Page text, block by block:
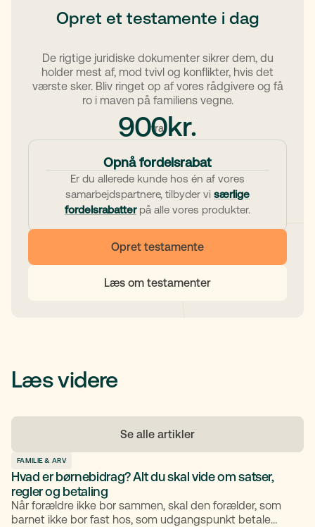
Opret et testamente i dag
De rigtige juridiske dokumenter sikrer dem, du
holder mest af, mod tvivl og konflikter, hvis det
værste sker. Bliv ringet op af vores rådgivere og få
ro i maven på familiens vegne.
fra
900kr.
Opnå fordelsrabat
Er du allerede kunde hos én af vores
samarbejdspartnere, tilbyder vi særlige
fordelsrabatterpå alle vores produkter.
Opret testamente
Læs om testamenter
Læs videre
Se alle artikler
FAMILIE & ARV
Hvad er børnebidrag? Alt du skal vide om satser,
regler og betaling
Når forældre ikke bor sammen, skal den forælder, som
barnet ikke bor fast hos, som udgangspunkt betale